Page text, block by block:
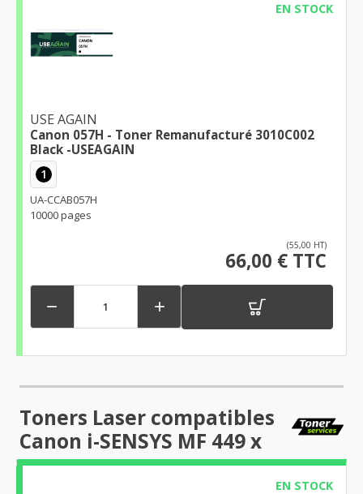
EN STOCK
USE AGAIN
Canon 057H - Toner Remanufacturé 3010C002
Black -USEAGAIN
1
UA-CCAB057H
10000 pages
(55,00 HT)
66,00 € TTC
 
Toners Laser compatibles
Canon i-SENSYS MF 449 x
EN STOCK